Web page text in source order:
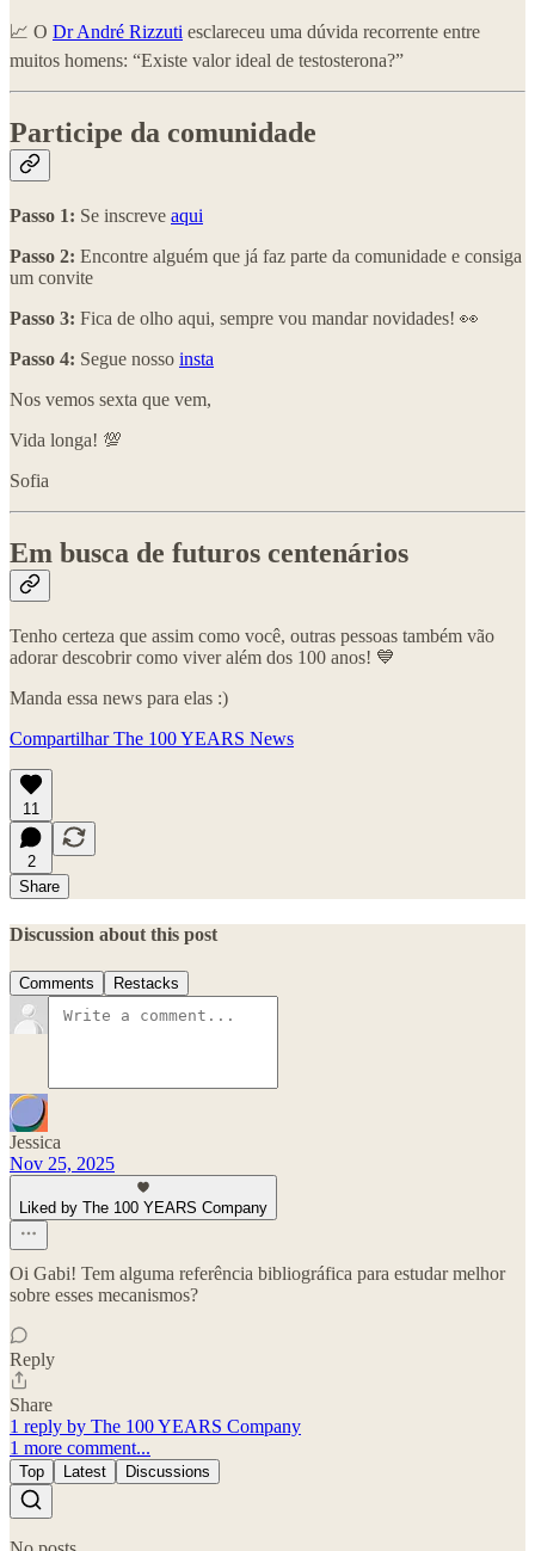
📈 O Dr André Rizzuti esclareceu uma dúvida recorrente entre
muitos homens: “Existe valor ideal de testosterona?”
Participe da comunidade
Passo 1: Se inscreve aqui
Passo 2: Encontre alguém que já faz parte da comunidade e consiga
um convite
Passo 3: Fica de olho aqui, sempre vou mandar novidades! 👀
Passo 4: Segue nosso insta
Nos vemos sexta que vem,
Vida longa! 💯
Sofia
Em busca de futuros centenários
Tenho certeza que assim como você, outras pessoas também vão
adorar descobrir como viver além dos 100 anos! 💙
Manda essa news para elas :)
Compartilhar The 100 YEARS News
11
2
Share
Discussion about this post
Comments Restacks
Jessica
Nov 25, 2025
Liked by The 100 YEARS Company
Oi Gabi! Tem alguma referência bibliográfica para estudar melhor
sobre esses mecanismos?
Reply
Share
1 reply by The 100 YEARS Company
1 more comment...
Top Latest Discussions